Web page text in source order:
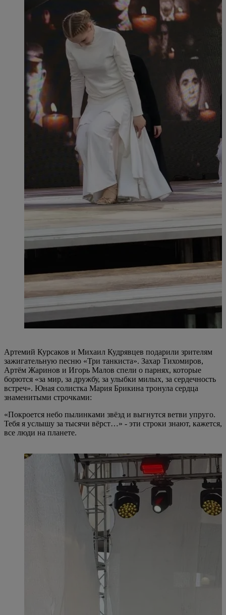
Артемий Курсаков и Михаил Кудрявцев подарили зрителям
зажигательную песню «Три танкиста». Захар Тихомиров,
Артём Жаринов и Игорь Малов спели о парнях, которые
борются «за мир, за дружбу, за улыбки милых, за сердечность
встреч». Юная солистка Мария Брикина тронула сердца
знаменитыми строчками:
«Покроется небо пылинками звёзд и выгнутся ветви упруго.
Тебя я услышу за тысячи вёрст…» - эти строки знают, кажется,
все люди на планете.